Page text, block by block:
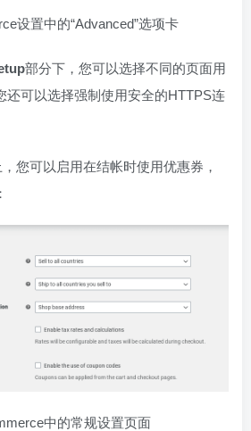
设置中的“Advanced”选项卡
部分下，您可以选择不同的页面用
还可以选择强制使用安全的HTTPS连
您可以启用在结帐时使用优惠券，
中的常规设置页面